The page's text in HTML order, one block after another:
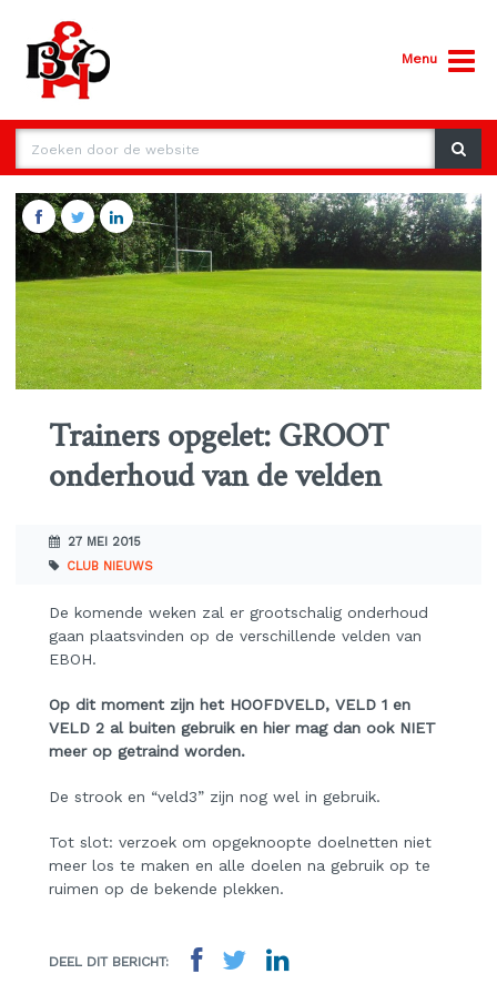
Menu
Trainers opgelet: GROOT
onderhoud van de velden
27 MEI 2015
CLUB NIEUWS
De komende weken zal er grootschalig onderhoud
gaan plaatsvinden op de verschillende velden van
EBOH.
Op dit moment zijn het HOOFDVELD, VELD 1 en
VELD 2 al buiten gebruik en hier mag dan ook NIET
meer op getraind worden.
De strook en “veld3” zijn nog wel in gebruik.
Tot slot: verzoek om opgeknoopte doelnetten niet
meer los te maken en alle doelen na gebruik op te
ruimen op de bekende plekken.
DEEL DIT BERICHT: